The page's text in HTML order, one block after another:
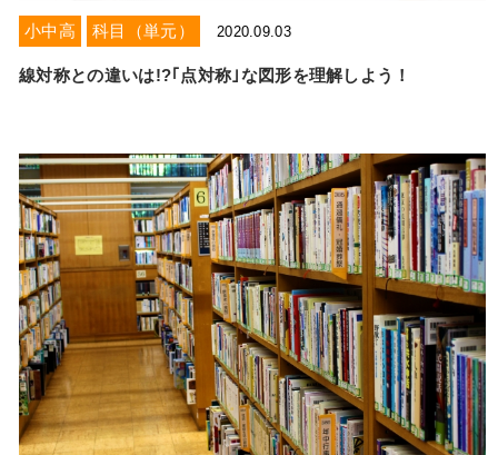
小中高 科目（単元） 2020.09.03
線対称との違いは!?｢点対称｣な図形を理解しよう！